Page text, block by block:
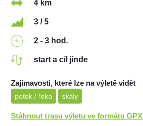
4 km
3 / 5
2 - 3 hod.
start a cíl jinde
Zajímavosti, které lze na výletě vidět
potok / řeka skály
Stáhnout trasu výletu ve formátu GPX